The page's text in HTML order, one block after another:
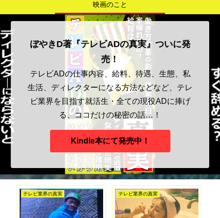
映画のこと
ぼやきD著『テレビADの真実』ついに発
売！
テレビADの仕事内容、給料、待遇、生態、私
生活、ディレクターになる方法などなど、テレ
ビ業界を目指す就活生・全ての現役ADに捧げ
る、ココだけの秘密の話…！
Kindle本にて発売中！
テレビ業界の真実 テレビ業界の真実